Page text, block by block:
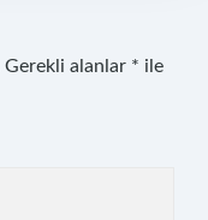
Gerekli alanlar * ile